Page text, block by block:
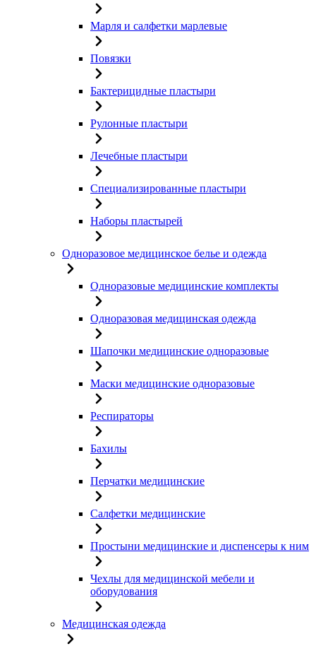
Марля и салфетки марлевые
Повязки
Бактерицидные пластыри
Рулонные пластыри
Лечебные пластыри
Специализированные пластыри
Наборы пластырей
Одноразовое медицинское белье и одежда
Одноразовые медицинские комплекты
Одноразовая медицинская одежда
Шапочки медицинские одноразовые
Маски медицинские одноразовые
Респираторы
Бахилы
Перчатки медицинские
Салфетки медицинские
Простыни медицинские и диспенсеры к ним
Чехлы для медицинской мебели и
оборудования
Медицинская одежда